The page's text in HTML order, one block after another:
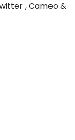
,Cameo &